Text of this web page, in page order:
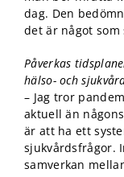
dag. Den
det är något som
Påverkas
hälso- och
– Jag tror
aktuell än
är att ha ett
sjukvårdsfrågor.
samverkan